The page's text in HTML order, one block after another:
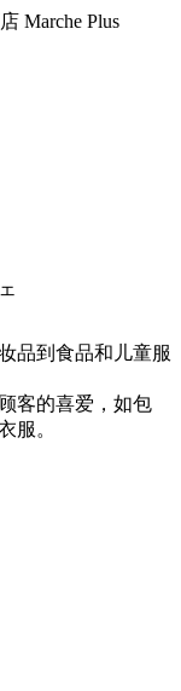
Marche Plus
品到食品和儿童服
客的喜爱，如包
服。